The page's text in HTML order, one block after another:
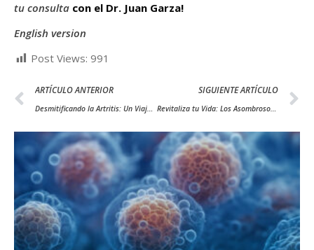
tu consulta con el Dr. Juan Garza!
English version
Post Views: 991
ARTÍCULO ANTERIOR
Desmitificando la Artritis: Un Viaje a Través de las Articulaciones y Sus Desafíos
SIGUIENTE ARTÍCULO
Revitaliza tu Vida: Los Asombrosos Poderes de la Suero terapia Revelados